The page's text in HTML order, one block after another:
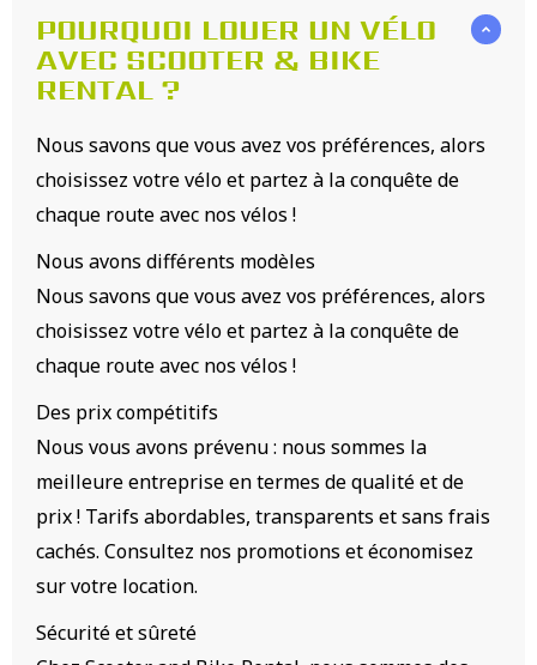
POURQUOI LOUER UN VÉLO
AVEC SCOOTER & BIKE
RENTAL ?
Nous savons que vous avez vos préférences, alors
choisissez votre vélo et partez à la conquête de
chaque route avec nos vélos !
Nous avons différents modèles
Nous savons que vous avez vos préférences, alors
choisissez votre vélo et partez à la conquête de
chaque route avec nos vélos !
Des prix compétitifs
Nous vous avons prévenu : nous sommes la
meilleure entreprise en termes de qualité et de
prix ! Tarifs abordables, transparents et sans frais
cachés. Consultez nos promotions et économisez
sur votre location.
Sécurité et sûreté